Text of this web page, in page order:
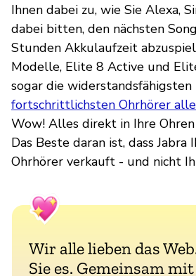
Ihnen dabei zu, wie Sie Alexa,
dabei bitten, den nächsten
Stunden Akkulaufzeit
Modelle, Elite 8 Active und
sogar die widerstandsfähigsten
fortschrittlichsten Ohrhörer
Wow! Alles direkt in Ihre Ohren
Das Beste daran ist, dass Jabra
Ohrhörer verkauft - und nicht
Wir alle lieben das
Sie es. Gemeinsam